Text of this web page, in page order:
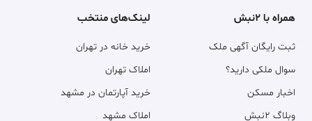
همراه با ۲نبش
ثبت رایگان آگهی ملک
سوال ملکی دارید؟
اخبار مسکن
وبلاگ ۲نبش
لینک‌های منتخب
خرید خانه در تهران
املاک تهران
خرید آپارتمان در مشهد
املاک مشهد